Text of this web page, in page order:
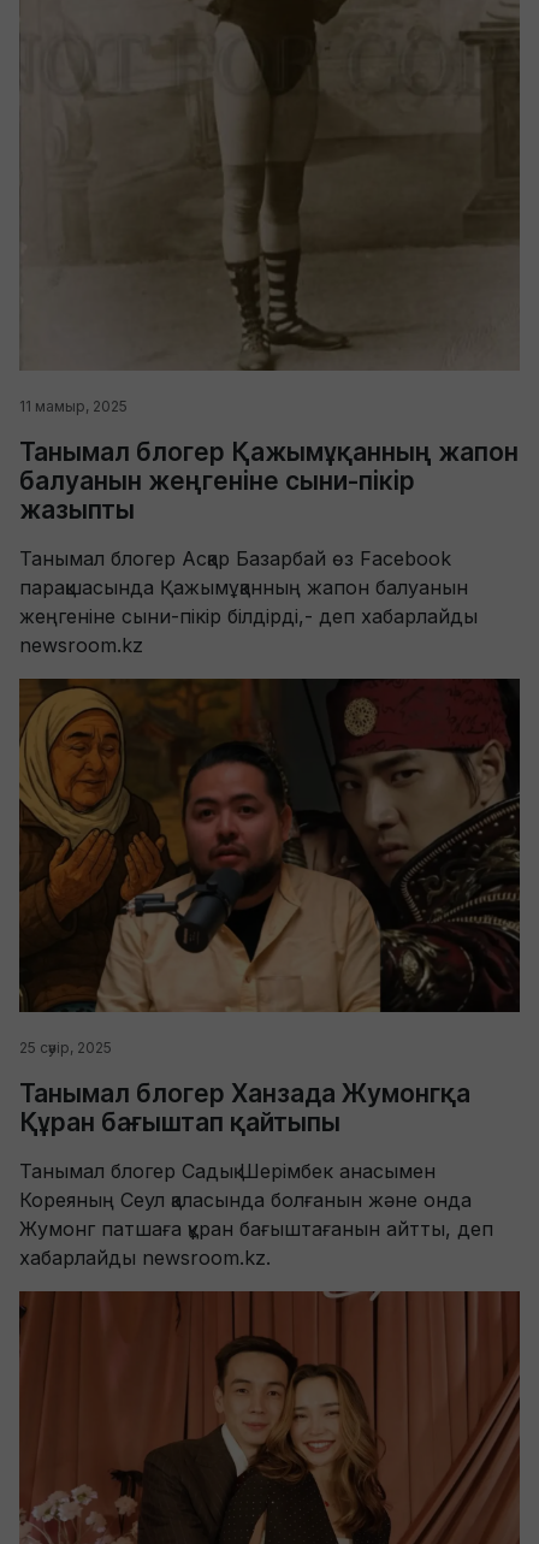
11 мамыр, 2025
Танымал блогер Қажымұқанның жапон
балуанын жеңгеніне сыни-пікір
жазыпты
Танымал блогер Асқар Базарбай өз Facebook
парақшасында Қажымұқанның жапон балуанын
жеңгеніне сыни-пікір білдірді,- деп хабарлайды
newsroom.kz
25 сәуір, 2025
Танымал блогер Ханзада Жумонгқа
Құран бағыштап қайтыпы
Танымал блогер Садық Шерімбек анасымен
Кореяның Сеул қаласында болғанын және онда
Жумонг патшаға құран бағыштағанын айтты, деп
хабарлайды newsroom.kz.